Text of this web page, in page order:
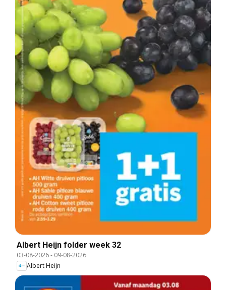
Albert Heijn folder week 32
03-08-2026- 09-08-2026
Albert Heijn